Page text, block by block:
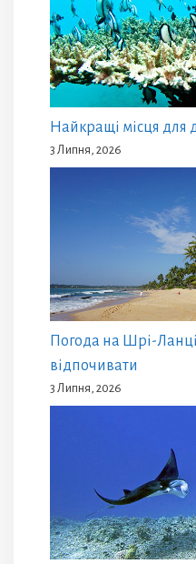
Найкращі місця для
3 Липня, 2026
Погода на Шрі-
відпочивати
3 Липня, 2026